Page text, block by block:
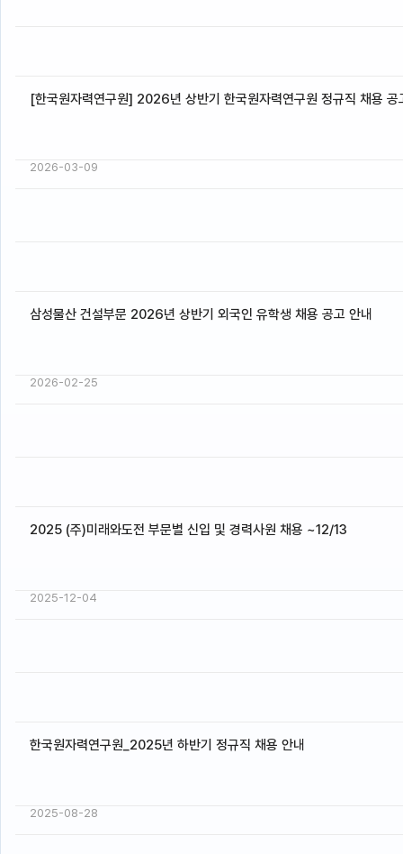
[한국원자력연구원] 2026년 상반기 한국원자력연구원 정규직 채용 공
2026-03-09
삼성물산 건설부문 2026년 상반기 외국인 유학생 채용 공고 안내
2026-02-25
2025 (주)미래와도전 부문별 신입 및 경력사원 채용 ~12/13
2025-12-04
한국원자력연구원_2025년 하반기 정규직 채용 안내
2025-08-28